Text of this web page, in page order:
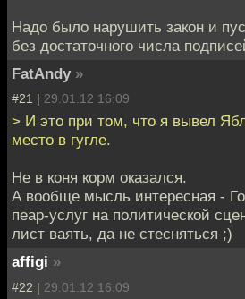
Надо было нарушить закон и
без достаточного числа
FatAndy »
#21 | 29.01.12 16:09
> И это при том, что я вывел
место в гугле.
Не в коня корм оказался.
А вообще мысль интересная -
пеар-услуг на политической
лист ваять, да не стесняться ;)
affigi »
#22 | 29.01.12 16:09